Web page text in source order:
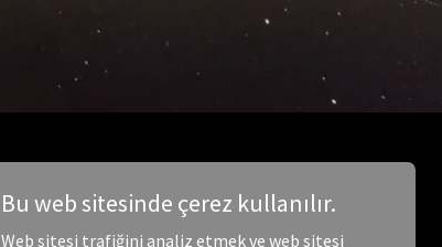
Bu web sitesinde çerez kullanılır.
Web sitesi trafiğini analiz etmek ve web sitesi